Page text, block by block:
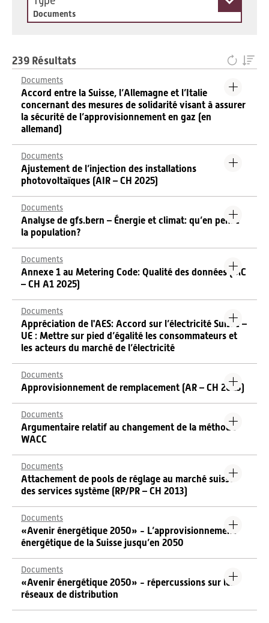
Documents
239 Résultats
Documents
Accord entre la Suisse, l’Allemagne et l’Italie
concernant des mesures de solidarité visant à assurer
la sécurité de l’approvisionnement en gaz (en
allemand)
Documents
Ajustement de l’injection des installations
photovoltaïques (AIR – CH 2025)
Documents
Analyse de gfs.bern – Énergie et climat: qu’en pense
la population?
Documents
Annexe 1 au Metering Code: Qualité des données (MC
– CH A1 2025)
Documents
Appréciation de l'AES: Accord sur l’électricité Suisse –
UE : Mettre sur pied d’égalité les consommateurs et
les acteurs du marché de l’électricité
Documents
Approvisionnement de remplacement (AR – CH 2023)
Documents
Argumentaire relatif au changement de la méthode
WACC
Documents
Attachement de pools de réglage au marché suisse
des services système (RP/PR – CH 2013)
Documents
«Avenir énergétique 2050» - L’approvisionnement
énergétique de la Suisse jusqu’en 2050
Documents
«Avenir énergétique 2050» - répercussions sur les
réseaux de distribution